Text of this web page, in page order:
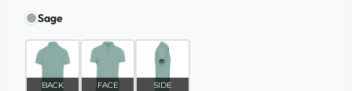
Sage
BACK FACE SIDE